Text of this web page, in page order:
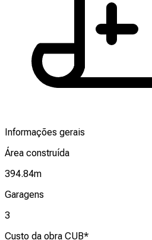
Informações gerais
Área construída
394.84m
Garagens
3
Custo da obra CUB*